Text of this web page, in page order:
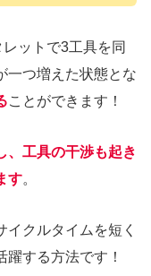
ットで3工具を同
一つ増えた状態とな
ことができます！
、工具の干渉も起き
す。
クルタイムを短く
する方法です！